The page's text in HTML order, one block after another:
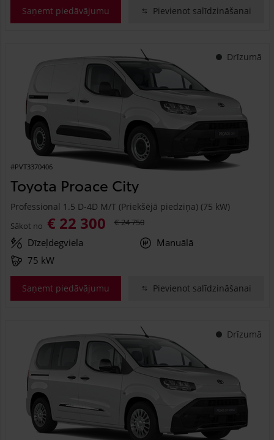
Saņemt piedāvājumu Pievienot salīdzināšanai
Drīzumā
#PVT3370406
Toyota Proace City
Professional 1.5 D-4D M/T (Priekšējā piedziņa) (75 kW)
Sākot no € 22 300 € 24 750
Dīzeļdegviela
Manuālā
75 kW
Saņemt piedāvājumu Pievienot salīdzināšanai
Drīzumā